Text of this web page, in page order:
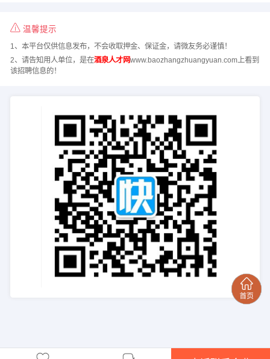
温馨提示
1、本平台仅供信息发布，不会收取押金、保证金，请微友务必谨慎！
2、请告知用人单位，是在酒泉人才网www.baozhangzhuangyuan.com上看到
该招聘信息的！